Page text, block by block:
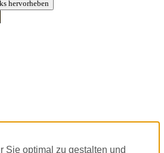
hervorheben
Sie optimal zu gestalten und